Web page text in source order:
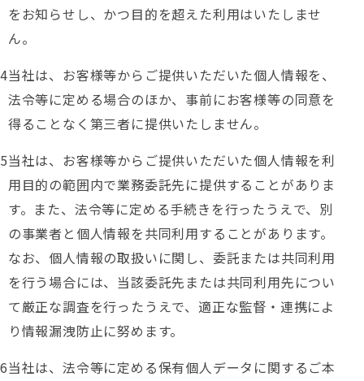
をお知らせし、かつ目的を超えた利用はいたしませ
ん。
当社は、お客様等からご提供いただいた個人情報を、
法令等に定める場合のほか、事前にお客様等の同意を
得ることなく第三者に提供いたしません。
当社は、お客様等からご提供いただいた個人情報を利
用目的の範囲内で業務委託先に提供することがありま
す。また、法令等に定める手続きを行ったうえで、別
の事業者と個人情報を共同利用することがあります。
なお、個人情報の取扱いに関し、委託または共同利用
を行う場合には、当該委託先または共同利用先につい
て厳正な調査を行ったうえで、適正な監督・連携によ
り情報漏洩防止に努めます。
当社は、法令等に定める保有個人データに関するご本